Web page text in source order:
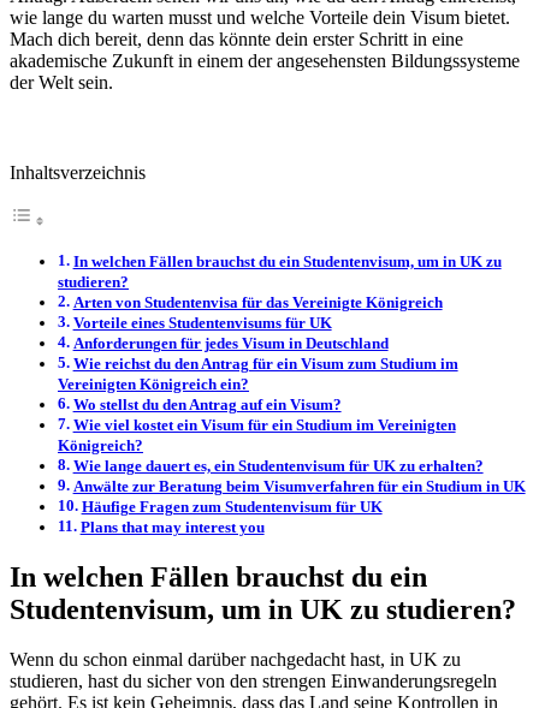
wie lange du warten musst und welche Vorteile dein Visum bietet.
Mach dich bereit, denn das könnte dein erster Schritt in eine
akademische Zukunft in einem der angesehensten Bildungssysteme
der Welt sein.
Inhaltsverzeichnis
In welchen Fällen brauchst du ein Studentenvisum, um in UK zu
studieren?
Arten von Studentenvisa für das Vereinigte Königreich
Vorteile eines Studentenvisums für UK
Anforderungen für jedes Visum in Deutschland
Wie reichst du den Antrag für ein Visum zum Studium im
Vereinigten Königreich ein?
Wo stellst du den Antrag auf ein Visum?
Wie viel kostet ein Visum für ein Studium im Vereinigten
Königreich?
Wie lange dauert es, ein Studentenvisum für UK zu erhalten?
Anwälte zur Beratung beim Visumverfahren für ein Studium in UK
Häufige Fragen zum Studentenvisum für UK
Plans that may interest you
In welchen Fällen brauchst du ein
Studentenvisum, um in UK zu studieren?
Wenn du schon einmal darüber nachgedacht hast, in UK zu
studieren, hast du sicher von den strengen Einwanderungsregeln
gehört. Es ist kein Geheimnis, dass das Land seine Kontrollen in